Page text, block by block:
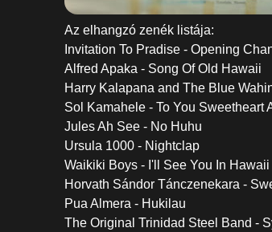
Az elhangzó zenék listája:
Invitation To Pradise - Opening
Alfred Apaka - Song Of Old Hawaii
Harry Kalapana and The Blue
Sol Kamahele - To You Sweetheart
Jules Ah See - No Huhu
Ursula 1000 - Nightclap
Waikiki Boys - I'll See You In Hawaii
Horvath Sándor Tánczenekara -
Pua Almera - Hukilau
The Original Trinidad Steel Band -